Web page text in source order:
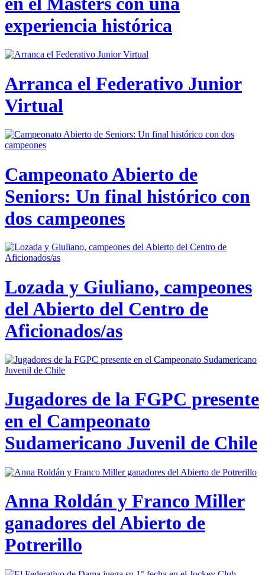
experiencia histórica
Arranca el Federativo Junior
Virtual
Campeonato Abierto de
Seniors: Un final histórico con
dos campeones
Lozada y Giuliano, campeones
del Abierto del Centro de
Aficionados/as
Jugadores de la FGPC presente
en el Campeonato
Sudamericano Juvenil de Chile
Anna Roldán y Franco Miller
ganadores del Abierto de
Potrerillo